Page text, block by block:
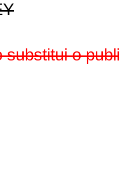
substitui o